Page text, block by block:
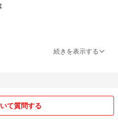
お願い致します。
は、お応えしません。そういう方と
が同じ場合、お申し出がない場合、
続きを表示する
て質問する